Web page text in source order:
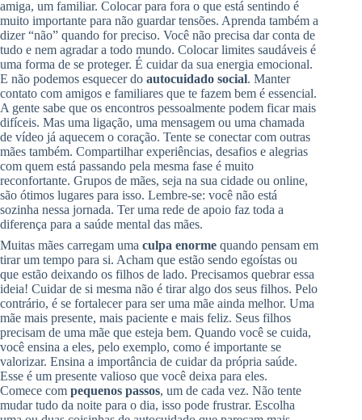
amiga, um familiar. Colocar para fora o que está sentindo é
muito importante para não guardar tensões. Aprenda também a
dizer “não” quando for preciso. Você não precisa dar conta de
tudo e nem agradar a todo mundo. Colocar limites saudáveis é
uma forma de se proteger. É cuidar da sua energia emocional.
E não podemos esquecer do autocuidado social. Manter
contato com amigos e familiares que te fazem bem é essencial.
A gente sabe que os encontros pessoalmente podem ficar mais
difíceis. Mas uma ligação, uma mensagem ou uma chamada
de vídeo já aquecem o coração. Tente se conectar com outras
mães também. Compartilhar experiências, desafios e alegrias
com quem está passando pela mesma fase é muito
reconfortante. Grupos de mães, seja na sua cidade ou online,
são ótimos lugares para isso. Lembre-se: você não está
sozinha nessa jornada. Ter uma rede de apoio faz toda a
diferença para a saúde mental das mães.
Muitas mães carregam uma culpa enorme quando pensam em
tirar um tempo para si. Acham que estão sendo egoístas ou
que estão deixando os filhos de lado. Precisamos quebrar essa
ideia! Cuidar de si mesma não é tirar algo dos seus filhos. Pelo
contrário, é se fortalecer para ser uma mãe ainda melhor. Uma
mãe mais presente, mais paciente e mais feliz. Seus filhos
precisam de uma mãe que esteja bem. Quando você se cuida,
você ensina a eles, pelo exemplo, como é importante se
valorizar. Ensina a importância de cuidar da própria saúde.
Esse é um presente valioso que você deixa para eles.
Comece com pequenos passos, um de cada vez. Não tente
mudar tudo da noite para o dia, isso pode frustrar. Escolha